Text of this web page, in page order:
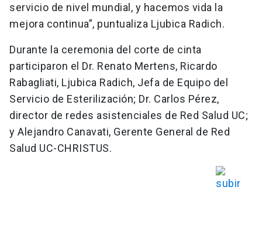
servicio de nivel mundial, y hacemos vida la
mejora continua”, puntualiza Ljubica Radich.
Durante la ceremonia del corte de cinta
participaron el Dr. Renato Mertens, Ricardo
Rabagliati, Ljubica Radich, Jefa de Equipo del
Servicio de Esterilización; Dr. Carlos Pérez,
director de redes asistenciales de Red Salud UC;
y Alejandro Canavati, Gerente General de Red
Salud UC-CHRISTUS.